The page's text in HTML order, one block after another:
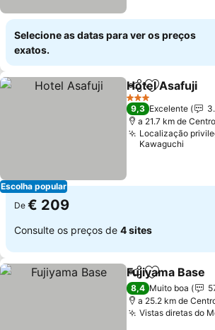
Selecione as datas para ver os preços
exatos.
Escolha popular
PartilharAdicionar
Hotel Asafuji
3 Estrelas
9,3 Excelente
a 21.7 km de
Localização
Kawaguchi
De € 209
Consulte os preços de 4 sites
PartilharAdicionar
Fujiyama Base
8,4 Muito boa
a 25.2 km de
Vistas diretas do